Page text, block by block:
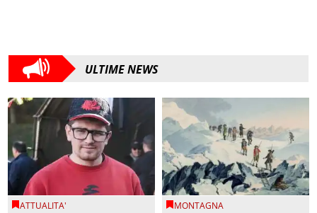
ULTIME NEWS
ATTUALITA' MONTAGNA